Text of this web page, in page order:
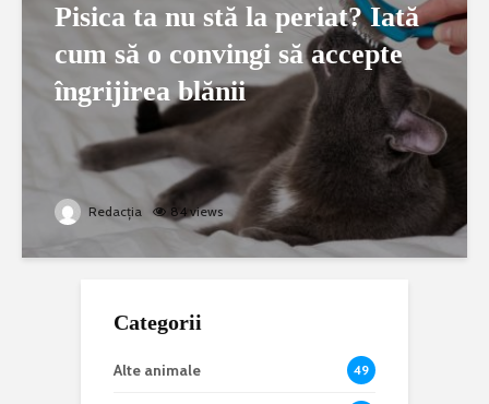
Pisica ta nu stă la periat? Iată
cum să o convingi să accepte
îngrijirea blănii
Redacția 84 views
Categorii
Alte animale 49